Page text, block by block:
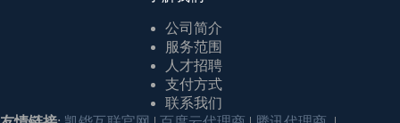
公司简介
服务范围
人才招聘
支付方式
联系我们